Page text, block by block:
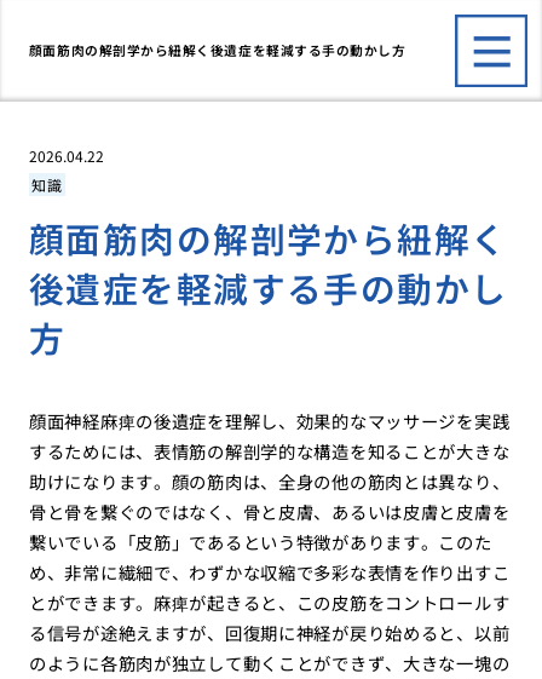
顔面筋肉の解剖学から紐解く後遺症を軽減する手の動かし方
2026.04.22
知識
顔面筋肉の解剖学から紐解く
後遺症を軽減する手の動かし
方
顔面神経麻痺の後遺症を理解し、効果的なマッサージを実践
するためには、表情筋の解剖学的な構造を知ることが大きな
助けになります。顔の筋肉は、全身の他の筋肉とは異なり、
骨と骨を繋ぐのではなく、骨と皮膚、あるいは皮膚と皮膚を
繋いでいる「皮筋」であるという特徴があります。このた
め、非常に繊細で、わずかな収縮で多彩な表情を作り出すこ
とができます。麻痺が起きると、この皮筋をコントロールす
る信号が途絶えますが、回復期に神経が戻り始めると、以前
のように各筋肉が独立して動くことができず、大きな一塊の